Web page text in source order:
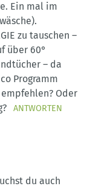
Ein mal im
zu tauschen –
über 60°
– da
Programm
Oder
ANTWORTEN
du auch